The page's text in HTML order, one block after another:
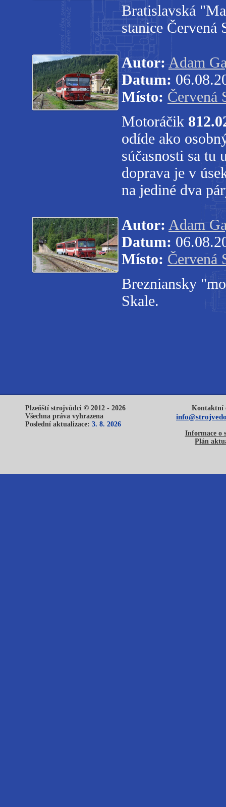
Bratislavská
stanice Červená
Autor: Adam
Datum:
Místo: Červená
Motoráčik
odíde ako
súčasnosti sa tu
doprava je v
na jediné dva
Autor: Adam
Datum:
Místo: Červená
Brezniansky
Skale.
Plzeňští strojvůdci © 2012 - 2026
Všechna práva vyhrazena
Poslední aktualizace: 3. 8. 2026
Kontaktní
Informace o
Plán